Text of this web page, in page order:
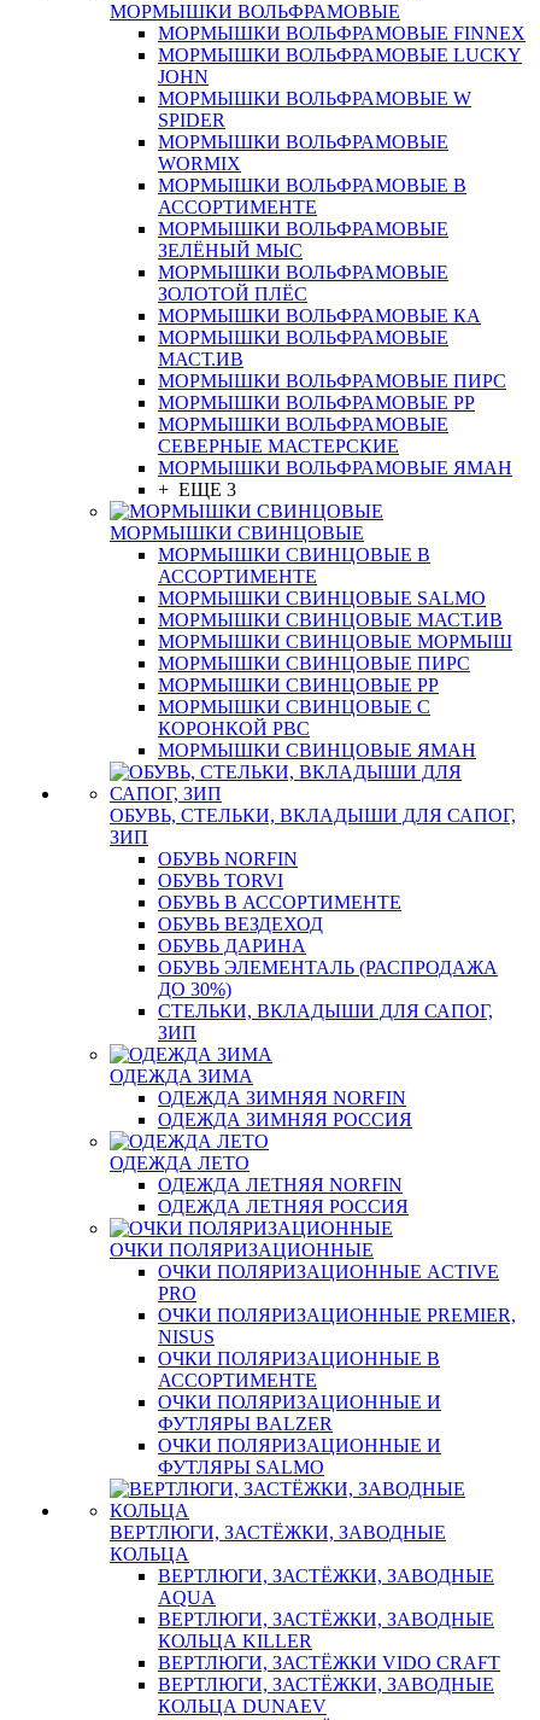
МОРМЫШКИ ВОЛЬФРАМОВЫЕ
МОРМЫШКИ ВОЛЬФРАМОВЫЕ FINNEX
МОРМЫШКИ ВОЛЬФРАМОВЫЕ LUCKY
JOHN
МОРМЫШКИ ВОЛЬФРАМОВЫЕ W
SPIDER
МОРМЫШКИ ВОЛЬФРАМОВЫЕ
WORMIX
МОРМЫШКИ ВОЛЬФРАМОВЫЕ В
АССОРТИМЕНТЕ
МОРМЫШКИ ВОЛЬФРАМОВЫЕ
ЗЕЛЁНЫЙ МЫС
МОРМЫШКИ ВОЛЬФРАМОВЫЕ
ЗОЛОТОЙ ПЛЁС
МОРМЫШКИ ВОЛЬФРАМОВЫЕ КА
МОРМЫШКИ ВОЛЬФРАМОВЫЕ
МАСТ.ИВ
МОРМЫШКИ ВОЛЬФРАМОВЫЕ ПИРС
МОРМЫШКИ ВОЛЬФРАМОВЫЕ РР
МОРМЫШКИ ВОЛЬФРАМОВЫЕ
СЕВЕРНЫЕ МАСТЕРСКИЕ
МОРМЫШКИ ВОЛЬФРАМОВЫЕ ЯМАН
+ ЕЩЕ 3
МОРМЫШКИ СВИНЦОВЫЕ
МОРМЫШКИ СВИНЦОВЫЕ В
АССОРТИМЕНТЕ
МОРМЫШКИ СВИНЦОВЫЕ SALMO
МОРМЫШКИ СВИНЦОВЫЕ МАСТ.ИВ
МОРМЫШКИ СВИНЦОВЫЕ МОРМЫШ
МОРМЫШКИ СВИНЦОВЫЕ ПИРС
МОРМЫШКИ СВИНЦОВЫЕ РР
МОРМЫШКИ СВИНЦОВЫЕ С
КОРОНКОЙ РВС
МОРМЫШКИ СВИНЦОВЫЕ ЯМАН
ОБУВЬ, СТЕЛЬКИ, ВКЛАДЫШИ ДЛЯ САПОГ,
ЗИП
ОБУВЬ NORFIN
ОБУВЬ TORVI
ОБУВЬ В АССОРТИМЕНТЕ
ОБУВЬ ВЕЗДЕХОД
ОБУВЬ ДАРИНА
ОБУВЬ ЭЛЕМЕНТАЛЬ (РАСПРОДАЖА
ДО 30%)
СТЕЛЬКИ, ВКЛАДЫШИ ДЛЯ САПОГ,
ЗИП
ОДЕЖДА ЗИМА
ОДЕЖДА ЗИМНЯЯ NORFIN
ОДЕЖДА ЗИМНЯЯ РОССИЯ
ОДЕЖДА ЛЕТО
ОДЕЖДА ЛЕТНЯЯ NORFIN
ОДЕЖДА ЛЕТНЯЯ РОССИЯ
ОЧКИ ПОЛЯРИЗАЦИОННЫЕ
ОЧКИ ПОЛЯРИЗАЦИОННЫЕ ACTIVE
PRO
ОЧКИ ПОЛЯРИЗАЦИОННЫЕ PREMIER,
NISUS
ОЧКИ ПОЛЯРИЗАЦИОННЫЕ В
АССОРТИМЕНТЕ
ОЧКИ ПОЛЯРИЗАЦИОННЫЕ И
ФУТЛЯРЫ BALZER
ОЧКИ ПОЛЯРИЗАЦИОННЫЕ И
ФУТЛЯРЫ SALMO
ВЕРТЛЮГИ, ЗАСТЁЖКИ, ЗАВОДНЫЕ
КОЛЬЦА
ВЕРТЛЮГИ, ЗАСТЁЖКИ, ЗАВОДНЫЕ
AQUA
ВЕРТЛЮГИ, ЗАСТЁЖКИ, ЗАВОДНЫЕ
КОЛЬЦА KILLER
ВЕРТЛЮГИ, ЗАСТЁЖКИ VIDO CRAFT
ВЕРТЛЮГИ, ЗАСТЁЖКИ, ЗАВОДНЫЕ
КОЛЬЦА DUNAEV